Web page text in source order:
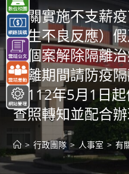
容 有關實施不支薪
發生不良反應）
診個案解除隔離
隔離期間請防疫
自112年5月1日
查照轉知並配合
> 行政團隊 > 人事室 > 有